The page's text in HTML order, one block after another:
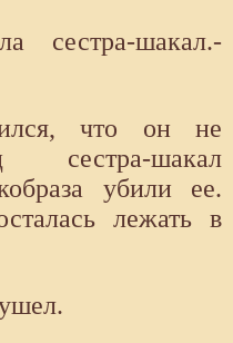
сестра-шакал.-
что он не
сестра-шакал
убили ее.
лежать в